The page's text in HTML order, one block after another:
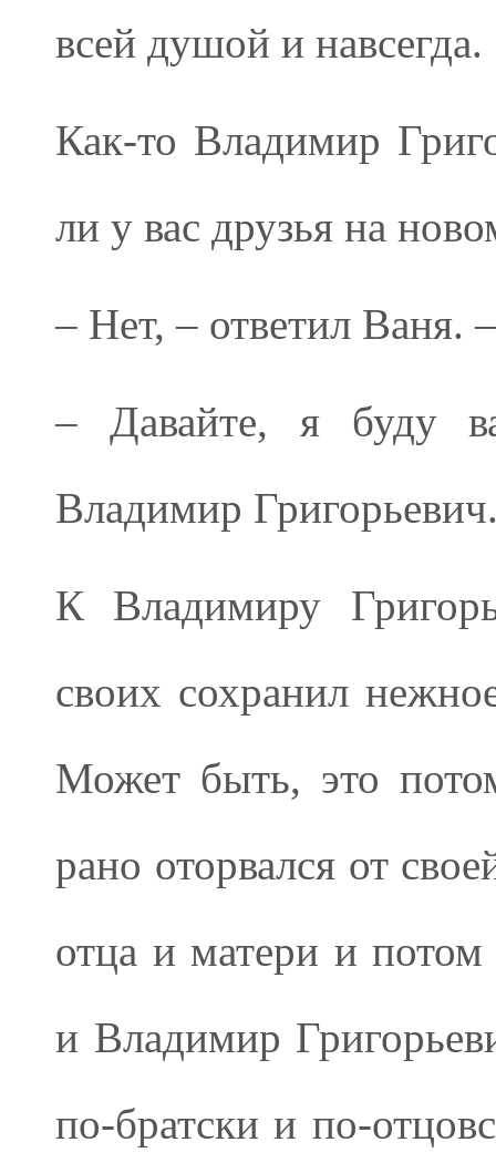
всей душой и навсегда.
Как-то Владимир
ли у вас друзья на
– Нет, – ответил Ваня.
– Давайте, я буду
Владимир
К Владимиру
своих сохранил
Может быть, это
рано оторвался от
отца и матери и
и Владимир
по-братски и по-